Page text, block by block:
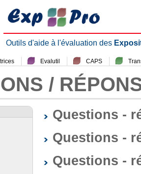
Outils d'aide à l'évaluation des
Evalutil CAPS
/
Questions -
Questions -
Questions -